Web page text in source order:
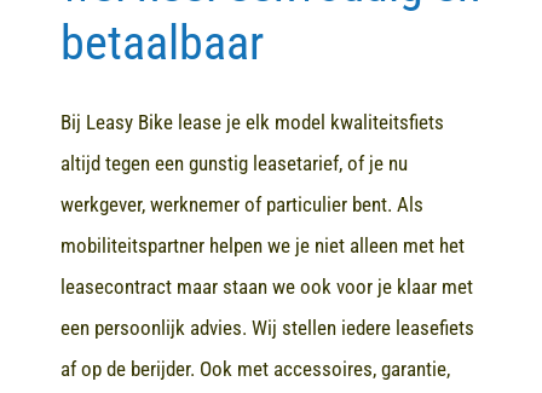
betaalbaar
Bij Leasy Bike lease je elk model kwaliteitsfiets
altijd tegen een gunstig leasetarief, of je nu
werkgever, werknemer of particulier bent. Als
mobiliteitspartner helpen we je niet alleen met het
leasecontract maar staan we ook voor je klaar met
een persoonlijk advies. Wij stellen iedere leasefiets
af op de berijder. Ook met accessoires, garantie,